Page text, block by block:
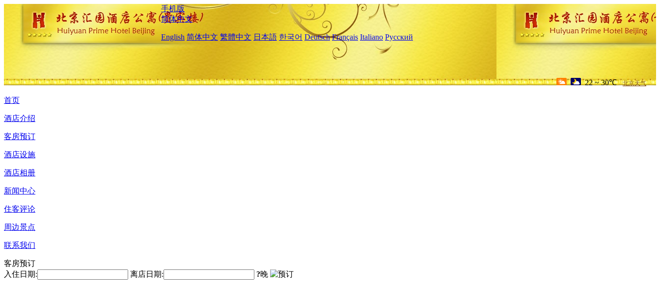
手机版
简体中文
English 简体中文 繁體中文 日本語 한국어 Deutsch Français Italiano Русский
22 ~ 30℃ 北京天气
首页
酒店介绍
客房预订
酒店设施
酒店相册
新闻中心
住客评论
周边景点
联系我们
客房预订
入住日期:
离店日期: ?晚